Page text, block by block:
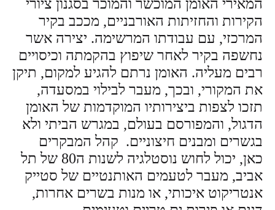
המאירי האומן המוכשר והמוכר בסגנון ציורי
הקירות והחזיתות האורבניים, מככב בקיר
המרכזי, עם עבודתו המרשימה. יצירה אשר
נחשפה בקיר לאחר שיפוץ בהקמתה וכיסויים
רבים מעליה. האומן נרתם להגיע למקום, תיקן
את המקורי, ובכך, מעבר לבילוי במסעדה,
תזכו לצפות ביצירותיו המוקדמות של האומן
הדגול, והמפורסם בעולם, במגרש הביתי ולא
בגשרים ומבנים חיצוניים. קהל המבקרים
כאן, יכול לחוש נוסטלגיה לשנות ה80 של תל
אביב, מעבר לטעמים האותנטיים של סטייק
אנטריקוט איכותי, או מנות בשרים אחרות,